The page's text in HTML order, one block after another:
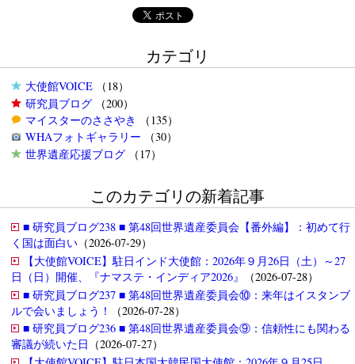
カテゴリ
大使館VOICE（18）
研究員ブログ（200）
マイスターのささやき
（135）
WHAフォトギャラリー （30）
世界遺産応援ブログ（17）
このカテゴリの新着記事
■ 研究員ブログ238 ■ 第48回世界遺産委員会【番外編】：初めて行
く国は面白い（2026-07-29）
【大使館VOICE】駐日インド大使館：2026年９月26日（土）～27
日（日）開催、『ナマステ・インディア2026』
（2026-07-28）
■ 研究員ブログ237 ■ 第48回世界遺産委員会⑩：来年はイスタンブ
ルで会いましょう！
（2026-07-28）
■ 研究員ブログ236 ■ 第48回世界遺産委員会⑨：信頼性にも関わる
審議が続いた日 （2026-07-27）